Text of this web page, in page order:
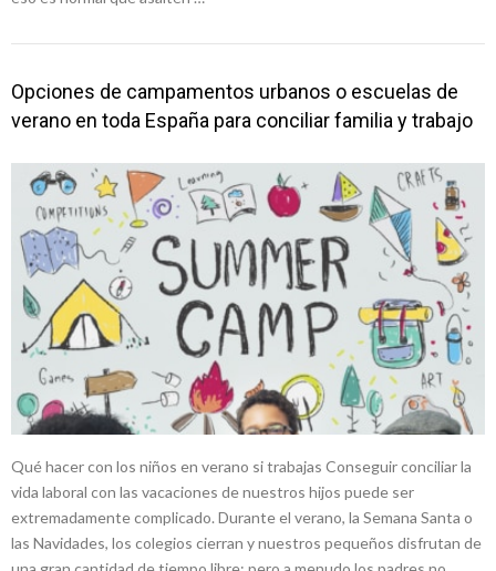
Opciones de campamentos urbanos o escuelas de
verano en toda España para conciliar familia y trabajo
Qué hacer con los niños en verano si trabajas Conseguir conciliar la
vida laboral con las vacaciones de nuestros hijos puede ser
extremadamente complicado. Durante el verano, la Semana Santa o
las Navidades, los colegios cierran y nuestros pequeños disfrutan de